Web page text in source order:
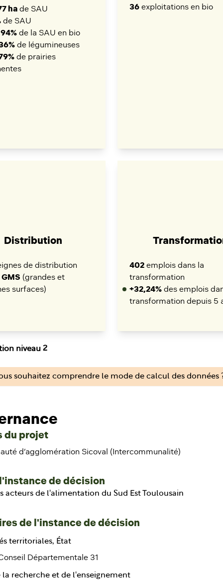
ha de SAU
de SAU
de la SAU en bio
de légumineuses
de prairies
36 exploitations en bio
Distribution
de distribution
(grandes et
surfaces)
402 emplois dans la
transformation
+32,24% des emplois
transformation depuis 5
niveau 2
souhaitez comprendre le mode de calcul des
du projet
d’agglomération Sicoval (Intercommunalité)
de décision
acteurs de l'alimentation du Sud Est Toulousain
de l'instance de décision
territoriales, État
Départementale 31
la recherche et de l'enseignement